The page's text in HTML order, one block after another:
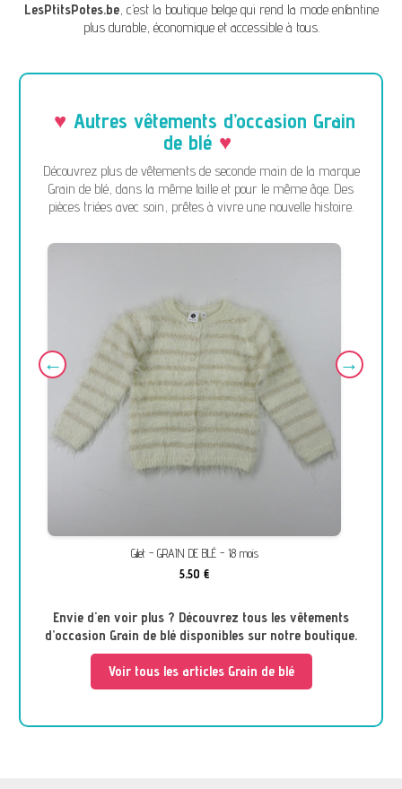
LesPtitsPotes.be, c’est la boutique belge qui rend la mode enfantine
plus durable, économique et accessible à tous.
Autres vêtements d’occasion Grain
de blé
Découvrez plus de vêtements de seconde main de la marque
Grain de blé, dans la même taille et pour le même âge. Des
pièces triées avec soin, prêtes à vivre une nouvelle histoire.
Gilet - GRAIN DE BLÉ - 18 mois
5,50 €
Envie d'en voir plus ? Découvrez tous les vêtements
d’occasion Grain de blé disponibles sur notre boutique.
Voir tous les articles Grain de blé